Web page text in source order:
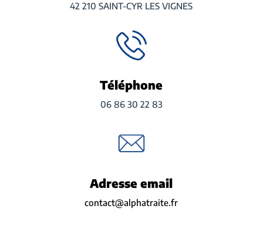
42 210 SAINT-CYR LES VIGNES
Téléphone
06 86 30 22 83
Adresse email
contact@alphatraite.fr